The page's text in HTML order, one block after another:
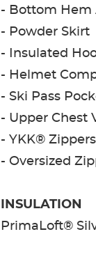
- Bottom Hem
- Powder Skirt
- Insulated
- Helmet
- Ski Pass
- Upper Chest
- YKK® Zippers
- Oversized
INSULATION
PrimaLoft®